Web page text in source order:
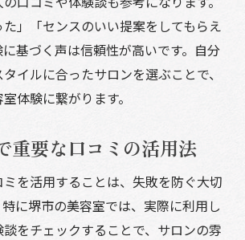
た」「センスのいい提案をしてもらえ
基づく声は信頼性が高いです。自分
イルに合ったサロンを選ぶことで、
体験に繋がります。
重要な口コミの活用法
を活用することは、失敗を防ぐ大切
に堺市の美容室では、実際に利用し
をチェックすることで、サロンの雰